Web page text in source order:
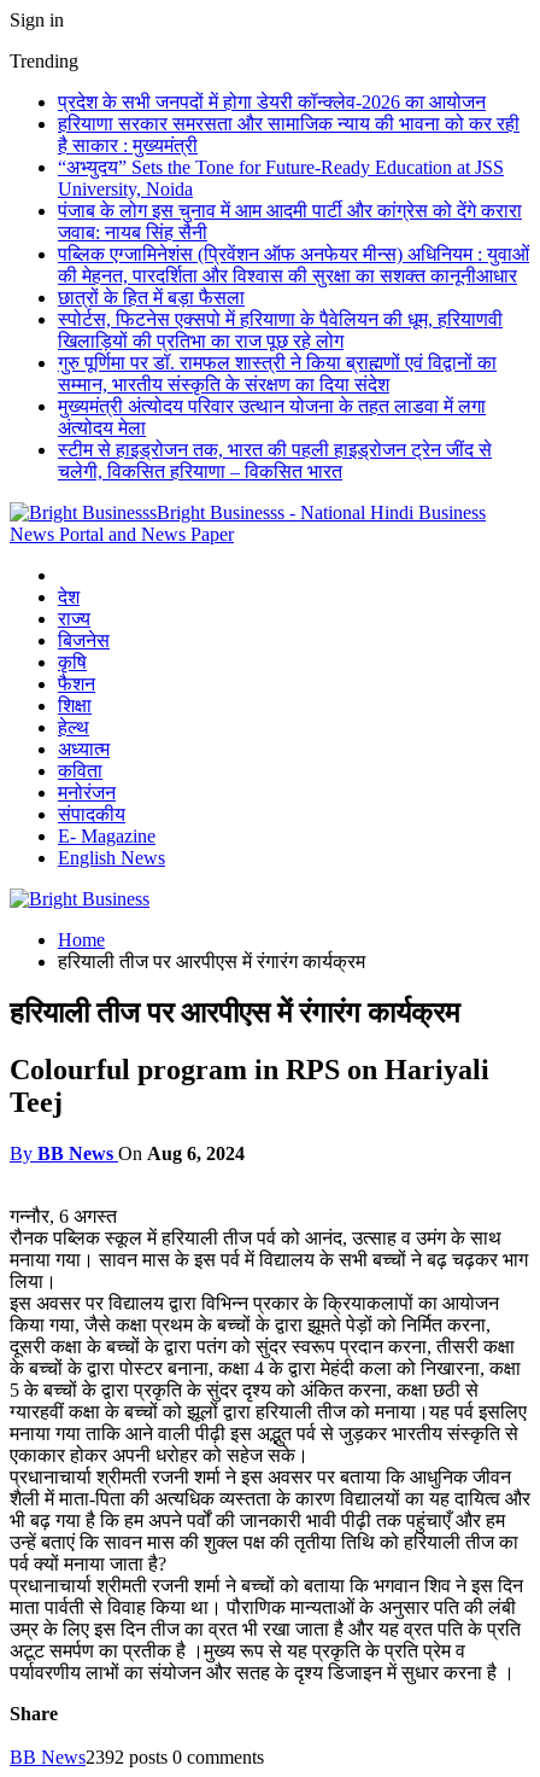
Sign in
Trending
प्रदेश के सभी जनपदों में होगा डेयरी कॉन्क्लेव-2026 का आयोजन
हरियाणा सरकार समरसता और सामाजिक न्याय की भावना को कर रही
है साकार : मुख्यमंत्री
“अभ्युदय” Sets the Tone for Future-Ready Education at JSS
University, Noida
पंजाब के लोग इस चुनाव में आम आदमी पार्टी और कांग्रेस को देंगे करारा
जवाब: नायब सिंह सैनी
पब्लिक एग्जामिनेशंस (प्रिवेंशन ऑफ अनफेयर मीन्स) अधिनियम : युवाओं
की मेहनत, पारदर्शिता और विश्वास की सुरक्षा का सशक्त कानूनीआधार
छात्रों के हित में बड़ा फैसला
स्पोर्टस, फिटनेस एक्सपो में हरियाणा के पैवेलियन की धूम, हरियाणवी
खिलाड़ियों की प्रतिभा का राज पूछ रहे लोग
गुरु पूर्णिमा पर डॉ. रामफल शास्त्री ने किया ब्राह्मणों एवं विद्वानों का
सम्मान, भारतीय संस्कृति के संरक्षण का दिया संदेश
मुख्यमंत्री अंत्योदय परिवार उत्थान योजना के तहत लाडवा में लगा
अंत्योदय मेला
स्टीम से हाइड्रोजन तक, भारत की पहली हाइड्रोजन ट्रेन जींद से
चलेगी, विकसित हरियाणा – विकसित भारत
Bright Businesss - National Hindi Business
News Portal and News Paper
देश
राज्य
बिजनेस
कृषि
फैशन
शिक्षा
हेल्थ
अध्यात्म
कविता
मनोरंजन
संपादकीय
E- Magazine
English News
Home
हरियाली तीज पर आरपीएस में रंगारंग कार्यक्रम
हरियाली तीज पर आरपीएस में रंगारंग कार्यक्रम
Colourful program in RPS on Hariyali
Teej
By BB News On Aug 6, 2024
गन्नौर, 6 अगस्त
रौनक पब्लिक स्कूल में हरियाली तीज पर्व को आनंद, उत्साह व उमंग के साथ
मनाया गया। सावन मास के इस पर्व में विद्यालय के सभी बच्चों ने बढ़ चढ़कर भाग
लिया।
इस अवसर पर विद्यालय द्वारा विभिन्न प्रकार के क्रियाकलापों का आयोजन
किया गया, जैसे कक्षा प्रथम के बच्चों के द्वारा झूमते पेड़ों को निर्मित करना,
दूसरी कक्षा के बच्चों के द्वारा पतंग को सुंदर स्वरूप प्रदान करना, तीसरी कक्षा
के बच्चों के द्वारा पोस्टर बनाना, कक्षा 4 के द्वारा मेहंदी कला को निखारना, कक्षा
5 के बच्चों के द्वारा प्रकृति के सुंदर दृश्य को अंकित करना, कक्षा छठी से
ग्यारहवीं कक्षा के बच्चों को झूलों द्वारा हरियाली तीज को मनाया।यह पर्व इसलिए
मनाया गया ताकि आने वाली पीढ़ी इस अद्भुत पर्व से जुड़कर भारतीय संस्कृति से
एकाकार होकर अपनी धरोहर को सहेज सके।
प्रधानाचार्या श्रीमती रजनी शर्मा ने इस अवसर पर बताया कि आधुनिक जीवन
शैली में माता-पिता की अत्यधिक व्यस्तता के कारण विद्यालयों का यह दायित्व और
भी बढ़ गया है कि हम अपने पर्वों की जानकारी भावी पीढ़ी तक पहुंचाएँ और हम
उन्हें बताएं कि सावन मास की शुक्ल पक्ष की तृतीया तिथि को हरियाली तीज का
पर्व क्यों मनाया जाता है?
प्रधानाचार्या श्रीमती रजनी शर्मा ने बच्चों को बताया कि भगवान शिव ने इस दिन
माता पार्वती से विवाह किया था। पौराणिक मान्यताओं के अनुसार पति की लंबी
उम्र के लिए इस दिन तीज का व्रत भी रखा जाता है और यह व्रत पति के प्रति
अटूट समर्पण का प्रतीक है ।मुख्य रूप से यह प्रकृति के प्रति प्रेम व
पर्यावरणीय लाभों का संयोजन और सतह के दृश्य डिजाइन में सुधार करना है ।
Share
BB News2392 posts 0 comments